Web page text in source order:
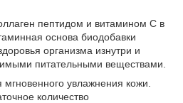
пептидом и витамином С в
основа биодобавки
организма изнутри и
питательными веществами.
увлажнения кожи.
количество